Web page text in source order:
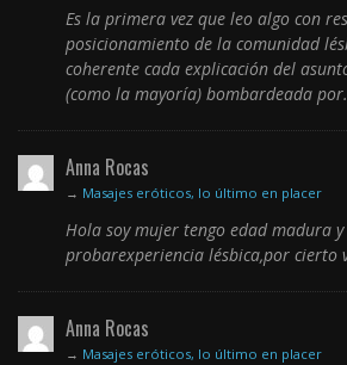
Es la primera vez que leo algo con
posicionamiento de la comunidad
coherente cada explicación del
(como la mayoría) bombardeada
Anna Rocas
→ Masajes eróticos, lo último en placer
Hola soy mujer tengo edad madura
probarexperiencia lésbica,por cierto
Anna Rocas
→ Masajes eróticos, lo último en placer